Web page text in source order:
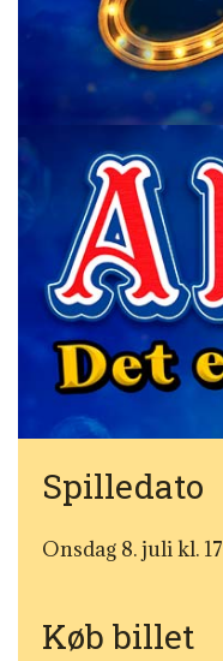
Spilledato
Onsdag 8. juli kl. 17
Køb billet